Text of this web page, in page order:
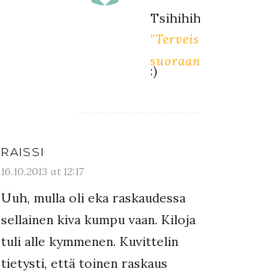
Tsihihihihi
”Terveisiä
suoraan tissiltä”
:)
RAISSI
16.10.2013 at 12:17
Uuh, mulla oli eka raskaudessa
sellainen kiva kumpu vaan. Kiloja
tuli alle kymmenen. Kuvittelin
tietysti, että toinen raskaus